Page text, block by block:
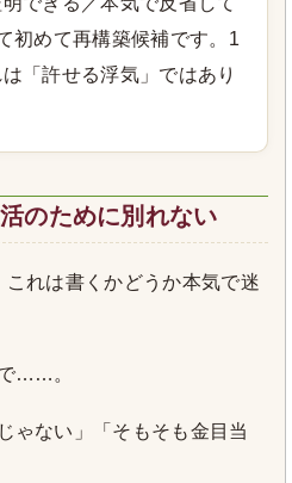
初めて再構築候補です。1
「許せる浮気」ではあり
のために別れない
れは書くかどうか本気で迷
……。
ゃない」「そもそも金目当